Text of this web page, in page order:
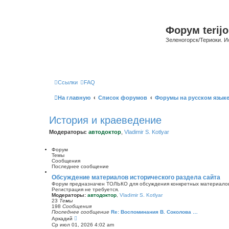
Форум
Зеленогорск/Териоки.
Ссылки FAQ
На главную Список форумов Форумы на русском языке
История и краеведение
Модераторы: автодоктор Vladimir S. Kotlyar
Форум
Темы
Сообщения
Последнее сообщение
Обсуждение материалов исторического раздела сайта
Форум предназначен ТОЛЬКО для обсуждения конкретных
Регистрация не требуется.
Модераторы: автодоктор Vladimir S. Kotlyar
23 Темы
198 Сообщения
Последнее сообщение Re: Воспоминания В. Соколова …
Аркадий
Ср июл 01, 2026 4:02 am